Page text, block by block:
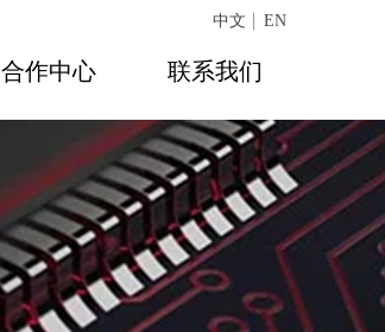
合作中心 联系我们
中文 EN